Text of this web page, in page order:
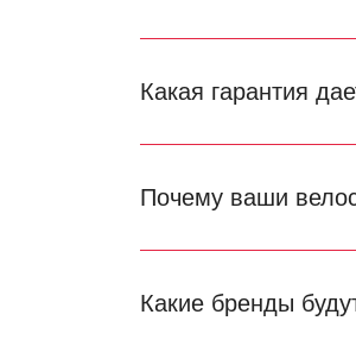
Какая гарантия
Почему ваши
Какие бренды